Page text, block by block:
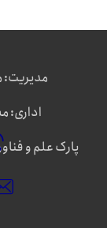
مدیریت:
اداری:
پارک علم و